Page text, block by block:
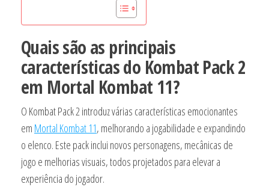
Quais são as principais
características do Kombat Pack 2
em Mortal Kombat 11?
O Kombat Pack 2 introduz várias características emocionantes
em Mortal Kombat 11, melhorando a jogabilidade e expandindo
o elenco. Este pack inclui novos personagens, mecânicas de
jogo e melhorias visuais, todos projetados para elevar a
experiência do jogador.